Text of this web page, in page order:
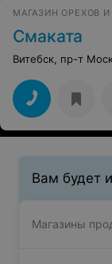
МАГАЗИН ОРЕХОВ
Смаката
Витебск, пр-т
Вам будет
Магазины